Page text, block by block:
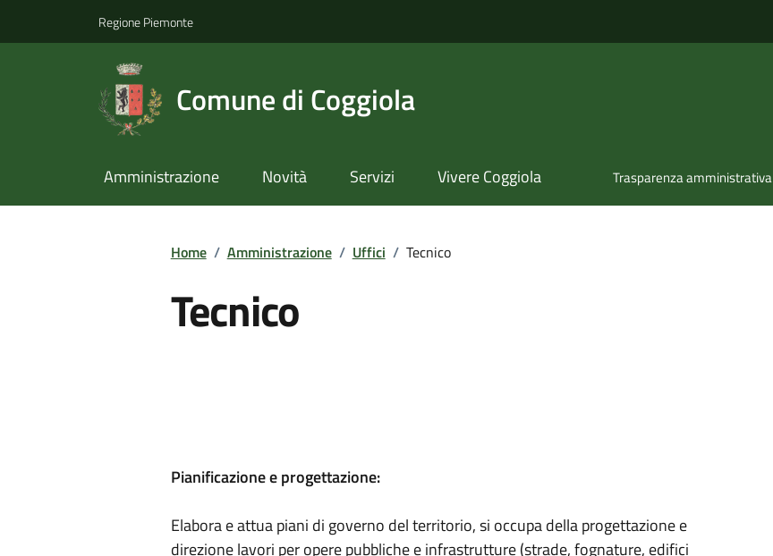
Regione Piemonte
Comune di Coggiola
Amministrazione Novità Servizi Vivere Coggiola Trasparenza amministrativa
Home / Amministrazione / Uffici / Tecnico
Tecnico
Pianificazione e progettazione:
Elabora e attua piani di governo del territorio, si occupa della progettazione e
direzione lavori per opere pubbliche e infrastrutture (strade, fognature, edifici